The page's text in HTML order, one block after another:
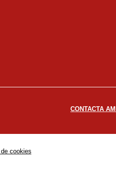
CONTACTA
cookies